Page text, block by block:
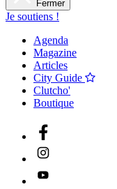
Fermer
Je soutiens !
Agenda
Magazine
Articles
City Guide
Clutcho'
Boutique